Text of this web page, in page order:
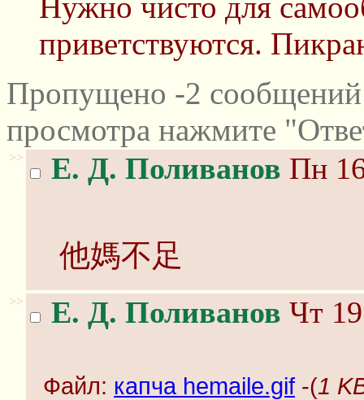
приветствуются.
Пропущено -2
просмотра нажмите
>> Е. Д. Поливанов Пн
他媽不足
>> Е. Д. Поливанов Чт
Файл: капча hemaile.gif -(1